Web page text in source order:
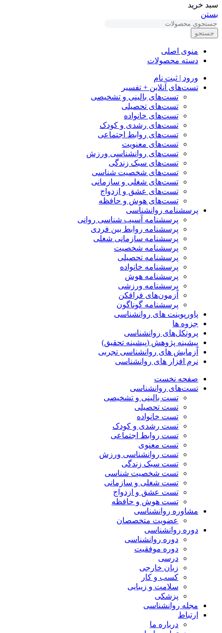
سبد خرید
بستن
جستجو
منوی اصلی
دسته محصولات
ورود | ثبت نام
تست‌های آنلاین + تفسیر
تست‌های بالینی و تشخیصی
تست‌های تحصیلی
تست‌های خانواده
تست‌های رشدی و کودک
تست‌های روابط اجتماعی
تست‌های معنویت
تست‌های روانشناسی ورزش
تست‌های سبک زندگی
تست‌های شخصیت شناسی
تست‌های شغلی و سازمانی
تست‌های عشق و ازدواج
تست‌های هوش و حافظه
پرسشنامه روانشناسی
پرسشنامه آسیب شناسی روانی
پرسشنامه روابط بین فردی
پرسشنامه سازمانی شغلی
پرسشنامه شخصیت
پرسشنامه تحصیلی
پرسشنامه خانواده
پرسشنامه هوش
پرسشنامه ورزشی
آزمون‌های فرافکن
پرسشنامه گوناگون
پاورپوینت های روانشناسی
جزوه ها
پروتکل‌های روانشناسی
پیشینه پژوهش (پیشینه تحقیق)
آزمایش های روانشناسی تجربی
نرم افزار های روانشناسی
صفحه نخست
تست‌های روانشناسی
تست بالینی و تشخیصی
تست تحصیلی
تست خانواده
تست رشدی و کودک
تست روابط اجتماعی
تست معنوی
تست روانشناسی ورزش
تست سبک زندگی
تست شخصیت شناسی
تست شغلی و سازمانی
تست عشق و ازدواج
تست هوش و حافظه
مشاوره روانشناسی
عضویت متخصصان
دوره روانشناسی
دوره روانشناسی
دوره موفقیت
درسی
زبان خارجی
کسب و کار
سلامت و زیبایی
پزشکی
مجله روانشناسی
ارتباط
درباره ما